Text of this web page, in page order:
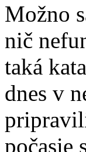
Možno
nič
taká
dnes v
počasie